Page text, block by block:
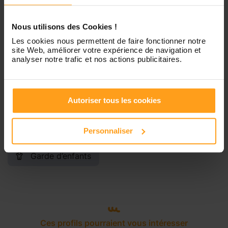
Nous utilisons des Cookies !
Les cookies nous permettent de faire fonctionner notre
site Web, améliorer votre expérience de navigation et
analyser notre trafic et nos actions publicitaires.
Autoriser tous les cookies
Personnaliser
Samedi Disponible de 00:00 à 00:00
Services proposés
Garde d’enfants
Ces profils pourraient vous intéresser